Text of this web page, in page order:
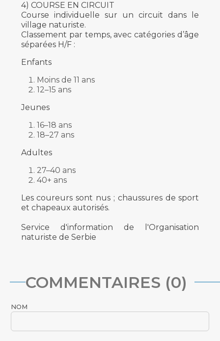
4) COURSE EN CIRCUIT
Course individuelle sur un circuit dans le
village naturiste.
Classement par temps, avec catégories d’âge
séparées H/F :
Enfants
Moins de 11 ans
12–15 ans
Jeunes
16–18 ans
18–27 ans
Adultes
27–40 ans
40+ ans
Les coureurs sont nus ; chaussures de sport
et chapeaux autorisés.
Service d'information de l'Organisation
naturiste de Serbie
COMMENTAIRES (0)
NOM